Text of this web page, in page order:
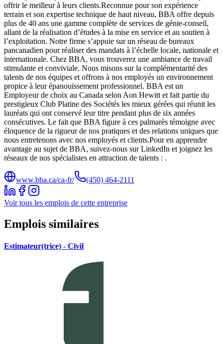
offrir le meilleur à leurs clients.Reconnue pour son expérience
terrain et son expertise technique de haut niveau, BBA offre depuis
plus de 40 ans une gamme complète de services de génie-conseil,
allant de la réalisation d’études à la mise en service et au soutien à
l’exploitation. Notre firme s’appuie sur un réseau de bureaux
pancanadien pour réaliser des mandats à l’échelle locale, nationale et
internationale. Chez BBA, vous trouverez une ambiance de travail
stimulante et conviviale. Nous misons sur la complémentarité des
talents de nos équipes et offrons à nos employés un environnement
propice à leur épanouissement professionnel. BBA est un
Employeur de choix au Canada selon Aon Hewitt et fait partie du
prestigieux Club Platine des Sociétés les mieux gérées qui réunit les
lauréats qui ont conservé leur titre pendant plus de six années
consécutives. Le fait que BBA figure à ces palmarès témoigne avec
éloquence de la rigueur de nos pratiques et des relations uniques que
nous entretenons avec nos employés et clients.Pour en apprendre
avantage au sujet de BBA, suivez-nous sur LinkedIn et joignez les
réseaux de nos spécialistes en attraction de talents : .
www.bba.ca/ca-fr/ (450) 464-2111
Voir tous les emplois de cette entreprise
Emplois similaires
Estimateur(trice) - Civil